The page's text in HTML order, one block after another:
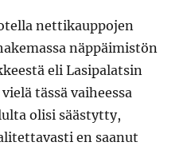
nettikauppojen
näppäimistön
eli Lasipalatsin
tässä vaiheessa
olisi säästytty,
en saanut